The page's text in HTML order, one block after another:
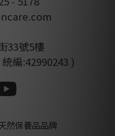
33號5樓
編:42990243 )
然保養品品牌